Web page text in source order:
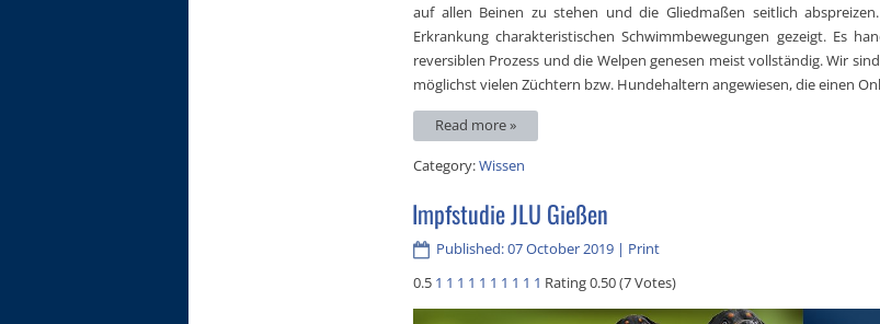
auf allen Beinen zu stehen und die Gliedmaßen seitlich
Erkrankung charakteristischen Schwimmbewegungen gezeigt. Es
reversiblen Prozess und die Welpen genesen meist vollständig. Wir
möglichst vielen Züchtern bzw. Hundehaltern angewiesen, die einen
Read more »
Category:Wissen
Impfstudie JLU Gießen
Published: 07 October 2019 | Print
0.5 1 1 1 1 1 1 1 1 1 1 Rating 0.50 (7 Votes)